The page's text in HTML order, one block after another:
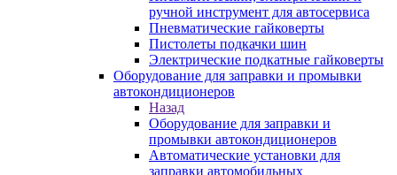
ручной инструмент для автосервиса
Пневматические гайковерты
Пистолеты подкачки шин
Электрические подкатные гайковерты
Оборудование для заправки и промывки
автокондиционеров
Назад
Оборудование для заправки и
промывки автокондиционеров
Автоматические установки для
заправки автомобильных